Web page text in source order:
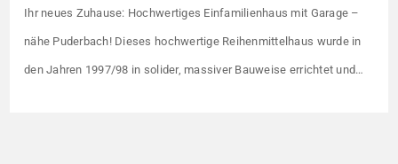
Ihr neues Zuhause: Hochwertiges Einfamilienhaus mit Garage –
nähe Puderbach! Dieses hochwertige Reihenmittelhaus wurde in
den Jahren 1997/98 in solider, massiver Bauweise errichtet und